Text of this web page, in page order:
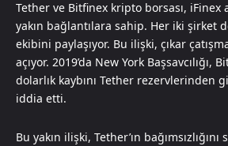
Tether ve Bitfinex kripto borsası, iFinex
yakın bağlantılara sahip. Her iki şirket
ekibini paylaşıyor. Bu ilişki, çıkar
açıyor. 2019’da New York Başsavcılığı,
dolarlık kaybını Tether rezervlerinden
iddia etti.
Bu yakın ilişki, Tether’ın bağımsızlığını